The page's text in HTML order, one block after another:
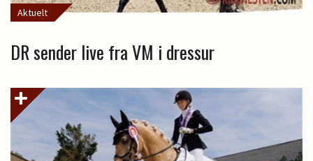
Aktuelt
DR sender live fra VM i dressur